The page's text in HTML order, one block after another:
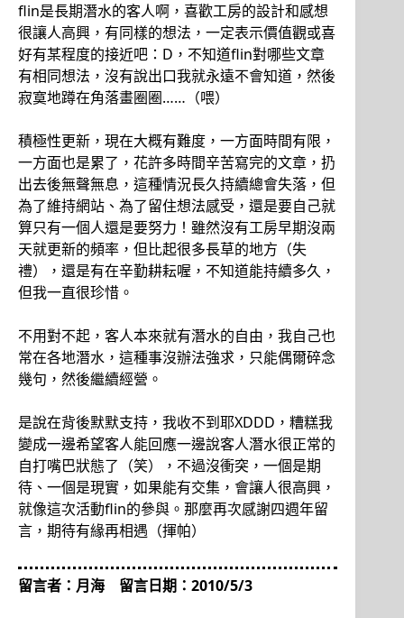
flin是長期潛水的客人啊，喜歡工房的設計和感想
很讓人高興，有同樣的想法，一定表示價值觀或喜
好有某程度的接近吧：D，不知道flin對哪些文章
有相同想法，沒有說出口我就永遠不會知道，然後
寂寞地蹲在角落畫圈圈……（喂）
積極性更新，現在大概有難度，一方面時間有限，
一方面也是累了，花許多時間辛苦寫完的文章，扔
出去後無聲無息，這種情況長久持續總會失落，但
為了維持網站、為了留住想法感受，還是要自己就
算只有一個人還是要努力！雖然沒有工房早期沒兩
天就更新的頻率，但比起很多長草的地方（失
禮），還是有在辛勤耕耘喔，不知道能持續多久，
但我一直很珍惜。
不用對不起，客人本來就有潛水的自由，我自己也
常在各地潛水，這種事沒辦法強求，只能偶爾碎念
幾句，然後繼續經營。
是說在背後默默支持，我收不到耶XDDD，糟糕我
變成一邊希望客人能回應一邊說客人潛水很正常的
自打嘴巴狀態了（笑），不過沒衝突，一個是期
待、一個是現實，如果能有交集，會讓人很高興，
就像這次活動flin的參與。那麼再次感謝四週年留
言，期待有緣再相遇（揮帕）
留言者：月海 留言日期：2010/5/3